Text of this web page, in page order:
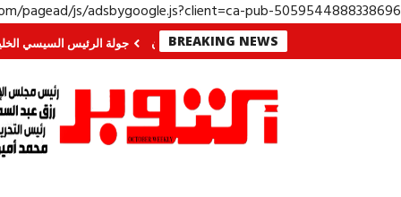
pagead/js/adsbygoogle.js?client=ca-pub-5059544888338696
BREAKING NEWS
الجنوب؟ معركة لا تُرى.. وحراس لا ينامون جولة الرئيس السيسي الخليجية..